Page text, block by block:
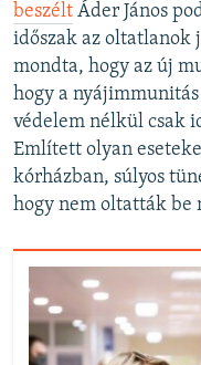
beszélt Áder János
időszak az oltatlanok
mondta, hogy az új
hogy a
védelem nélkül csak
Említett olyan
kórházban, súlyos
hogy nem oltatták be